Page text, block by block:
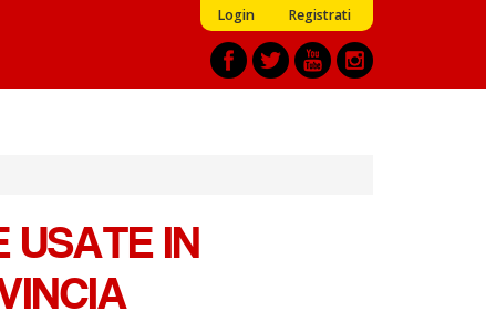
Login Registrati
USATE IN